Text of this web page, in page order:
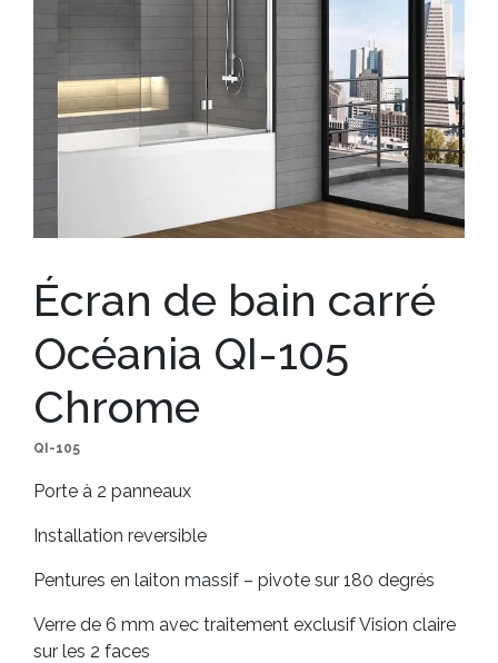
Écran de bain carré
Océania QI-105
Chrome
QI-105
Porte à 2 panneaux
Installation reversible
Pentures en laiton massif – pivote sur 180 degrés
Verre de 6 mm avec traitement exclusif Vision claire
sur les 2 faces